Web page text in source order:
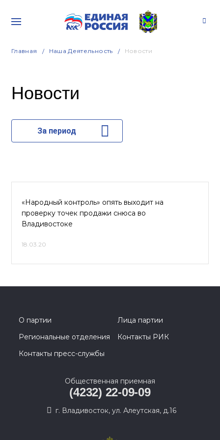
Главная Наша Деятельность Новости
Новости
За период
«Народный контроль» опять выходит на
проверку точек продажи снюса во
Владивостоке
18.03.20
О партии
Лица партии
Региональные отделения
Контакты РИК
Контакты пресс-службы
Общественная приемная
(4232) 22-09-09
г. Владивосток, ул. Алеутская, д.16